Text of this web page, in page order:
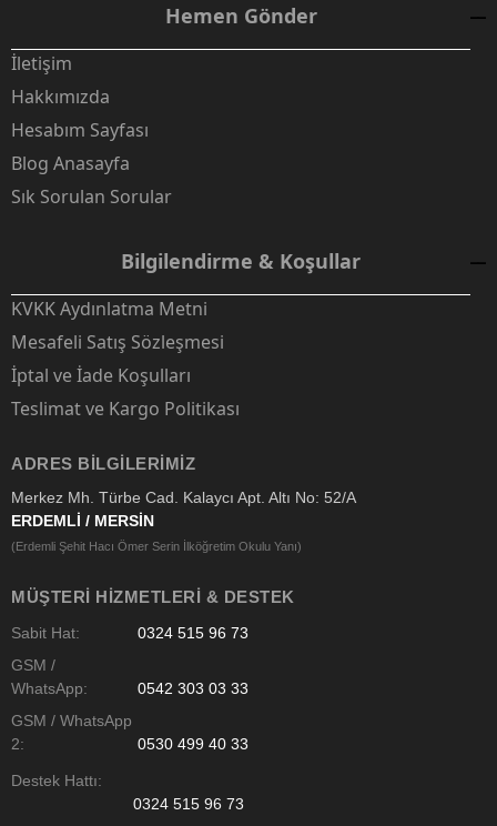
Hemen Gönder
İletişim
Hakkımızda
Hesabım Sayfası
Blog Anasayfa
Sık Sorulan Sorular
Bilgilendirme & Koşullar
KVKK Aydınlatma Metni
Mesafeli Satış Sözleşmesi
İptal ve İade Koşulları
Teslimat ve Kargo Politikası
ADRES BILGILERIMIZ
Merkez Mh. Türbe Cad. Kalaycı Apt. Altı No: 52/A
ERDEMLİ / MERSİN
(Erdemli Şehit Hacı Ömer Serin İlköğretim Okulu Yanı)
MÜŞTERI HIZMETLERI & DESTEK
Sabit Hat:
0324 515 96 73
GSM /
WhatsApp:
0542 303 03 33
GSM / WhatsApp
2:
0530 499 40 33
Destek Hattı:
0324 515 96 73